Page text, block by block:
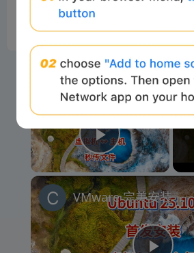
×
Play Video
VMware 完美安装 Ubuntu 全攻略，剪贴板文件夹共享秒实现